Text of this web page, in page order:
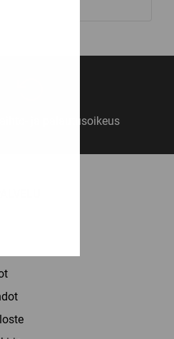
ja palautusoikeus